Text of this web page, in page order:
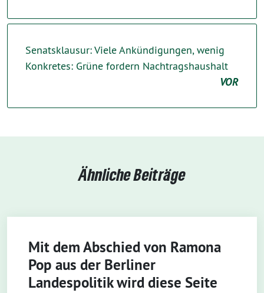
Senatsklausur: Viele Ankündigungen, wenig
Konkretes: Grüne fordern Nachtragshaushalt
VOR
Ähnliche Beiträge
Mit dem Abschied von Ramona
Pop aus der Berliner
Landespolitik wird diese Seite